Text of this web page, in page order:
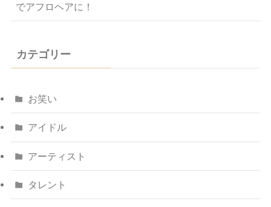
でアフロヘアに！
カテゴリー
お笑い
アイドル
アーティスト
タレント